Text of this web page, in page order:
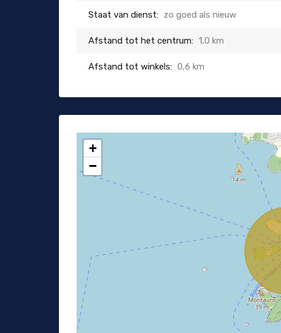
Staat van dienst: zo goed als nieuw
Afstand tot het centrum: 1,0 km
Afstand tot winkels: 0,6 km
+
−